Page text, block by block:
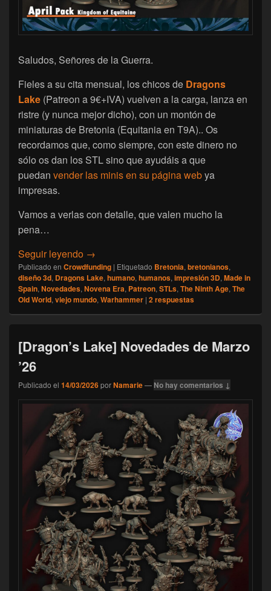
Saludos, Señores de la Guerra.
Fieles a su cita mensual, los chicos de Dragons
Lake (Patreon a 9€+IVA) vuelven a la carga, lanza en
ristre (y nunca mejor dicho), con un montón de
miniaturas de Bretonia (Equitania en T9A).. Os
recordamos que, como siempre, con este dinero no
sólo os dan los STL sino que ayudáis a que
puedan vender las minis en su página webya
impresas.
Vamos a verlas con detalle, que valen mucho la
pena…
Seguir leyendo [Dragon’s Lake] Novedades de Abril ’26
→
Publicado en Crowdfunding | Etiquetado Bretonia, bretonianos,
diseño 3d, Dragons Lake, humano, humanos, impresión 3D, Made in
Spain, Novedades, Novena Era, Patreon, STLs, The Ninth Age, The
Old World, viejo mundo, Warhammer | 2respuestas
[Dragon’s Lake] Novedades de Marzo
’26
Publicado el 14/03/2026porNamarie— No hay comentarios ↓